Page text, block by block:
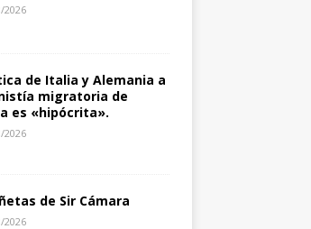
2026
de Italia y Alemania a
migratoria de
es «hipócrita».
2026
de Sir Cámara
2026